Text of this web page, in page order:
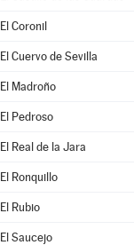
El Coronil
El Cuervo de Sevilla
El Madroño
El Pedroso
El Real de la Jara
El Ronquillo
El Rubio
El Saucejo